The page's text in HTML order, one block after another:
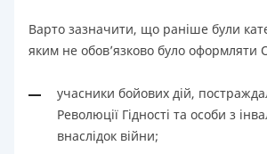
Варто зазначити, що раніше були
яким не обов’язково було оформляти
учасники бойових дій,
Революції Гідності та особи з
внаслідок війни;